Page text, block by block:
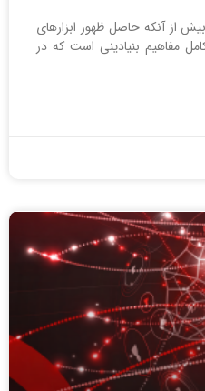
آنکه حاصل ظهور ابزارهای
مفاهیم بنیادینی است که در